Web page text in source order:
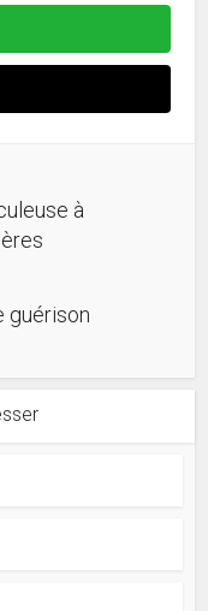
à
guérison